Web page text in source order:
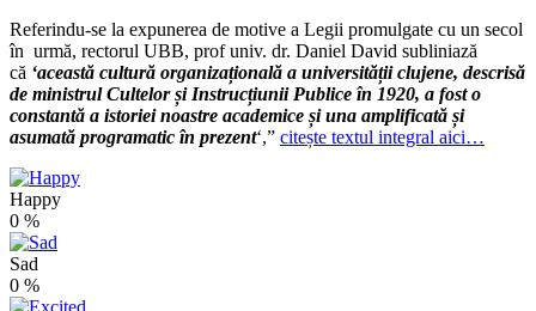
Referindu-se la expunerea de motive a Legii promulgate cu un secol
în urmă, rectorul UBB, prof univ. dr. Daniel David subliniază
că ‘această cultură organizațională a universității clujene, descrisă
de ministrul Cultelor și Instrucțiunii Publice în 1920, a fost o
constantă a istoriei noastre academice și una amplificată și
asumată programatic în prezent‘,” citește textul integral aici…
Happy
0 %
Sad
0 %